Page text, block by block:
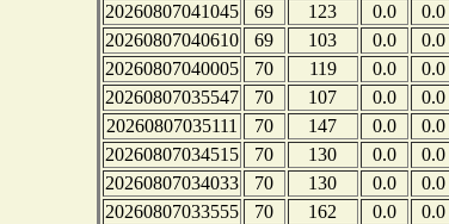
20260807041045
69 123 0.0 0.0
20260807040610
69 103 0.0 0.0
20260807040005
70 119 0.0 0.0
20260807035547
70 107 0.0 0.0
20260807035111
70 147 0.0 0.0
20260807034515
70 130 0.0 0.0
20260807034033
70 130 0.0 0.0
20260807033555
70 162 0.0 0.0